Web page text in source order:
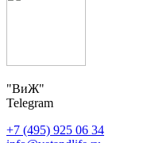
"ВиЖ"
Telegram
+7 (495) 925 06 34